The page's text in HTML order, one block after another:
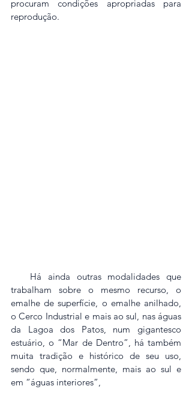
procuram condições apropriadas para
reprodução.
trabalham sobre o mesmo recurso, o
emalhe de superfície, o emalhe anilhado,
o Cerco Industrial e mais ao sul, nas águas
da Lagoa dos Patos, num gigantesco
estuário, o “Mar de Dentro”, há também
muita tradição e histórico de seu uso,
sendo que, normalmente, mais ao sul e
em “águas interiores”,